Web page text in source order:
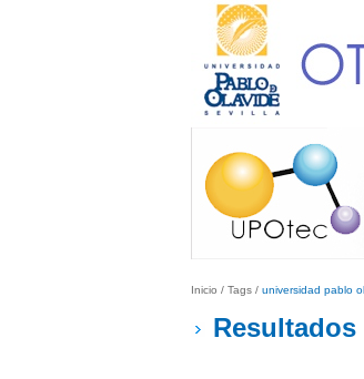
Inicio / Tags / universidad pablo